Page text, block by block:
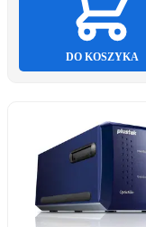
DO KOSZYKA